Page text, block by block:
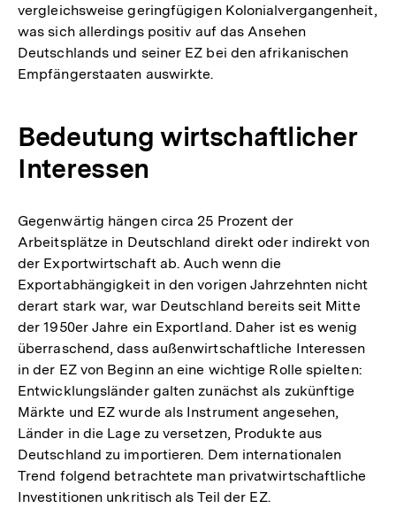
vergleichsweise geringfügigen Kolonialvergangenheit,
was sich allerdings positiv auf das Ansehen
Deutschlands und seiner EZ bei den afrikanischen
Empfängerstaaten auswirkte.
Bedeutung wirtschaftlicher
Interessen
Gegenwärtig hängen circa 25 Prozent der
Arbeitsplätze in Deutschland direkt oder indirekt von
der Exportwirtschaft ab. Auch wenn die
Exportabhängigkeit in den vorigen Jahrzehnten nicht
derart stark war, war Deutschland bereits seit Mitte
der 1950er Jahre ein Exportland. Daher ist es wenig
überraschend, dass außenwirtschaftliche Interessen
in der EZ von Beginn an eine wichtige Rolle spielten:
Entwicklungsländer galten zunächst als zukünftige
Märkte und EZ wurde als Instrument angesehen,
Länder in die Lage zu versetzen, Produkte aus
Deutschland zu importieren. Dem internationalen
Trend folgend betrachtete man privatwirtschaftliche
Investitionen unkritisch als Teil der EZ.